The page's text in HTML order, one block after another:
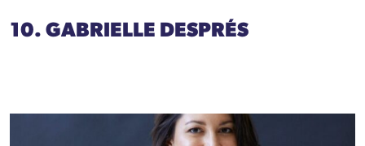
10. GABRIELLE DESPRÉS